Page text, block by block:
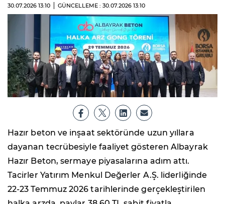
30.07.2026 13:10 GÜNCELLEME : 30.07.2026 13:10
Hazır beton ve inşaat sektöründe uzun yıllara
dayanan tecrübesiyle faaliyet gösteren Albayrak
Hazır Beton, sermaye piyasalarına adım attı.
Tacirler Yatırım Menkul Değerler A.Ş. liderliğinde
22-23 Temmuz 2026 tarihlerinde gerçekleştirilen